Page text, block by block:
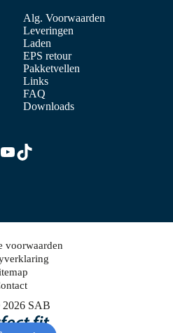
Alg. Voorwaarden
Leveringen
Laden
EPS retour
Pakketvellen
Links
FAQ
Downloads
YouTube
TikTok
SAB
voorwaarden